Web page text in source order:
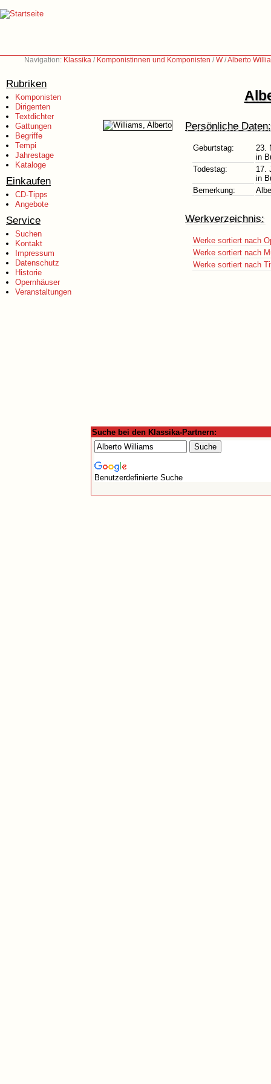
Navigation: Klassika / Komponistinnen und Komponisten /W/Alberto
Rubriken
Komponisten
Dirigenten
Textdichter
Gattungen
Begriffe
Tempi
Jahrestage
Kataloge
Einkaufen
CD-Tipps
Angebote
Service
Suchen
Kontakt
Impressum
Datenschutz
Historie
Opernhäuser
Veranstaltungen
Persönliche Daten:
Geburtstag:
23.
in
Todestag:
17.
in
Bemerkung:
Werkverzeichnis:
Werke sortiert nach
Werke sortiert nach
Werke sortiert nach
Suche bei den Klassika-Partnern:
Benutzerdefinierte Suche